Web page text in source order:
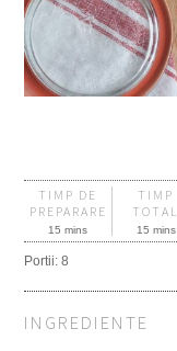
TIMP DE
PREPARARE
15 mins
TIMP
TOTAL
15 mins
Portii:8
INGREDIENTE